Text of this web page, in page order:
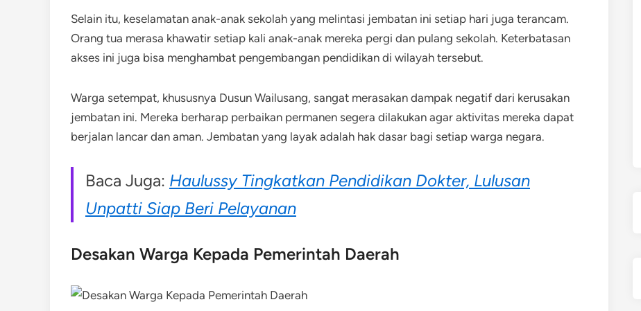
Selain itu, keselamatan anak-anak sekolah yang melintasi jembatan ini setiap hari juga terancam.
Orang tua merasa khawatir setiap kali anak-anak mereka pergi dan pulang sekolah. Keterbatasan
akses ini juga bisa menghambat pengembangan pendidikan di wilayah tersebut.
Warga setempat, khususnya Dusun Wailusang, sangat merasakan dampak negatif dari kerusakan
jembatan ini. Mereka berharap perbaikan permanen segera dilakukan agar aktivitas mereka dapat
berjalan lancar dan aman. Jembatan yang layak adalah hak dasar bagi setiap warga negara.
Baca Juga: Haulussy Tingkatkan Pendidikan Dokter, Lulusan
Unpatti Siap Beri Pelayanan
Desakan Warga Kepada Pemerintah Daerah